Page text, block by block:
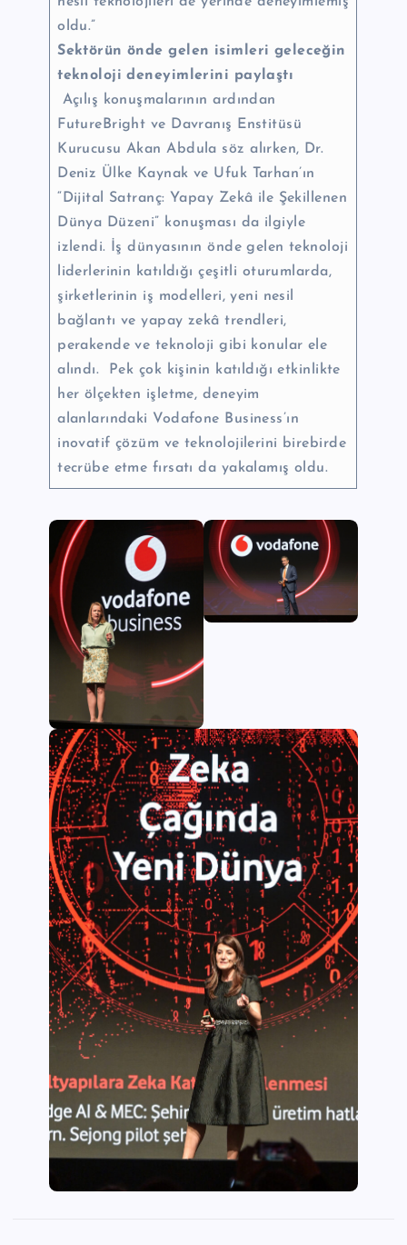
oldu.”
Sektörün önde gelen isimleri geleceğin
teknoloji deneyimlerini paylaştı
Açılış konuşmalarının ardından
FutureBright ve Davranış Enstitüsü
Kurucusu Akan Abdula söz alırken, Dr.
Deniz Ülke Kaynak ve Ufuk Tarhan’ın
“Dijital Satranç: Yapay Zekâ ile Şekillenen
Dünya Düzeni” konuşması da ilgiyle
izlendi. İş dünyasının önde gelen teknoloji
liderlerinin katıldığı çeşitli oturumlarda,
şirketlerinin iş modelleri, yeni nesil
bağlantı ve yapay zekâ trendleri,
perakende ve teknoloji gibi konular ele
alındı. Pek çok kişinin katıldığı etkinlikte
her ölçekten işletme, deneyim
alanlarındaki Vodafone Business’ın
inovatif çözüm ve teknolojilerini birebirde
tecrübe etme fırsatı da yakalamış oldu.